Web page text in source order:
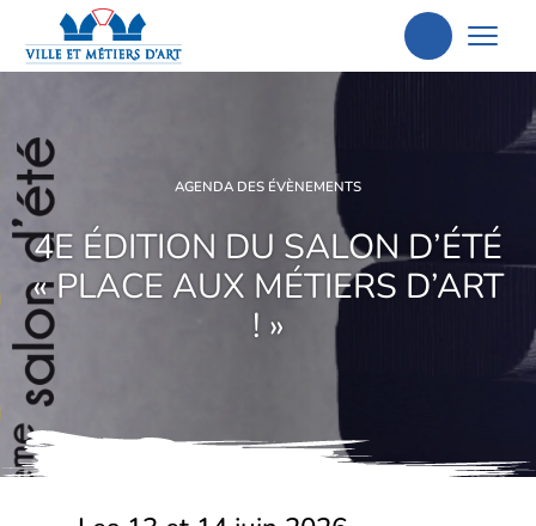
Aller
recherche
AGENDA DES ÉVÈNEMENTS
4E ÉDITION DU SALON D’ÉTÉ
« PLACE AUX MÉTIERS D’ART
! »